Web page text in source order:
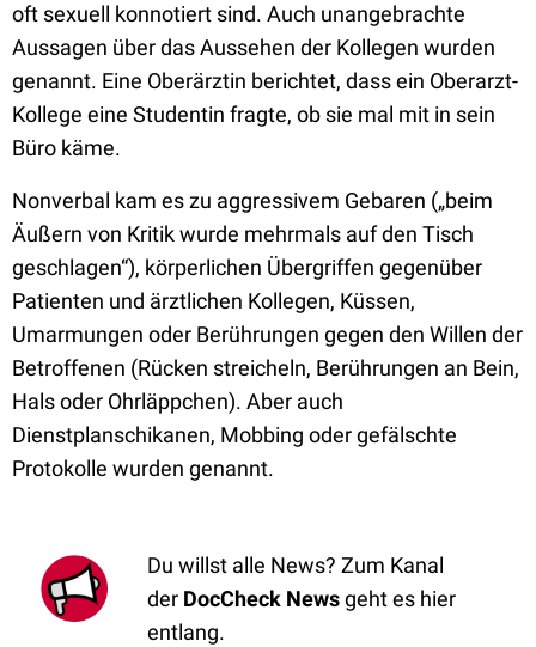
oft sexuell konnotiert sind. Auch unangebrachte
Aussagen über das Aussehen der Kollegen wurden
genannt. Eine Oberärztin berichtet, dass ein Oberarzt-
Kollege eine Studentin fragte, ob sie mal mit in sein
Büro käme.
Nonverbal kam es zu aggressivem Gebaren („beim
Äußern von Kritik wurde mehrmals auf den Tisch
geschlagen“), körperlichen Übergriffen gegenüber
Patienten und ärztlichen Kollegen, Küssen,
Umarmungen oder Berührungen gegen den Willen der
Betroffenen (Rücken streicheln, Berührungen an Bein,
Hals oder Ohrläppchen). Aber auch
Dienstplanschikanen, Mobbing oder gefälschte
Protokolle wurden genannt.
Du willst alle News? Zum Kanal
der DocCheck Newsgeht es hier
entlang.